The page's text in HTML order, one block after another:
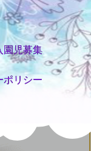
園児募集
ポリシー